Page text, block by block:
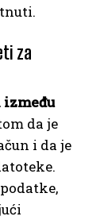
za
da je
i da je